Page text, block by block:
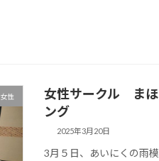
女性
女性サークル まほ
ング
2025年3月20日
3月５日、あいにくの雨